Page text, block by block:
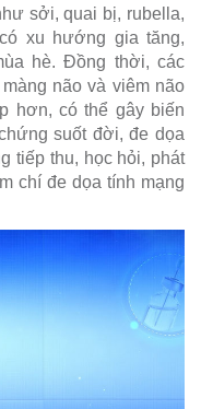
sởi, quai bị, rubella,
xu hướng gia tăng,
hè. Đồng thời, các
não và viêm não
hơn, có thể gây biến
suốt đời, đe dọa
tiếp thu, học hỏi, phát
chí đe dọa tính mạng